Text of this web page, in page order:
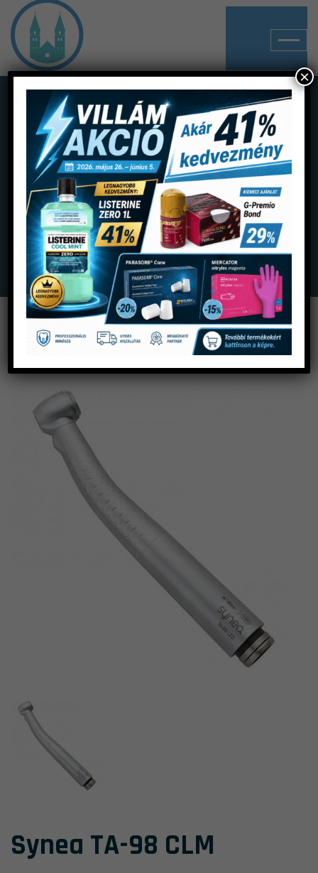
Shop
Home Termékek
Kézidarabok
Turbinák (fényes)
Synea TA-98 CLM
Synea TA-98 CLM
×